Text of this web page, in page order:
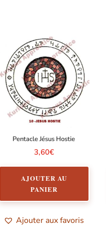
Pentacle Jésus Hostie
3,60€
AJOUTER AU
PANIER
Ajouter aux favoris